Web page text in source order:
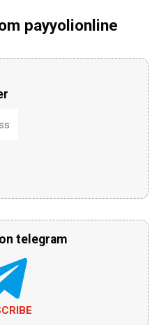
payyolionline
telegram